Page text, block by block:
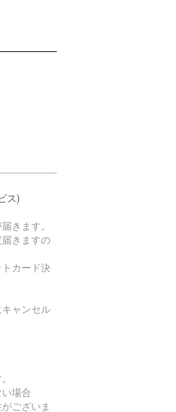
ス)
きます。
きますの
カード決
ャンセル
場合
ございま